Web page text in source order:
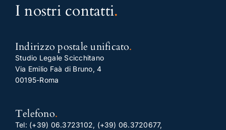
I nostri contatti.
Indirizzo postale unificato.
Studio Legale Scicchitano
Via Emilio Faà di Bruno, 4
00195-Roma
Telefono.
Tel: (+39) 06.3723102, (+39) 06.3720677,